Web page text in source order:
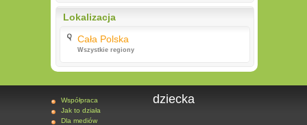
Lokalizacja
Cała Polska
Wszystkie regiony
Współpraca
Jak to działa
Dla mediów
dziecka